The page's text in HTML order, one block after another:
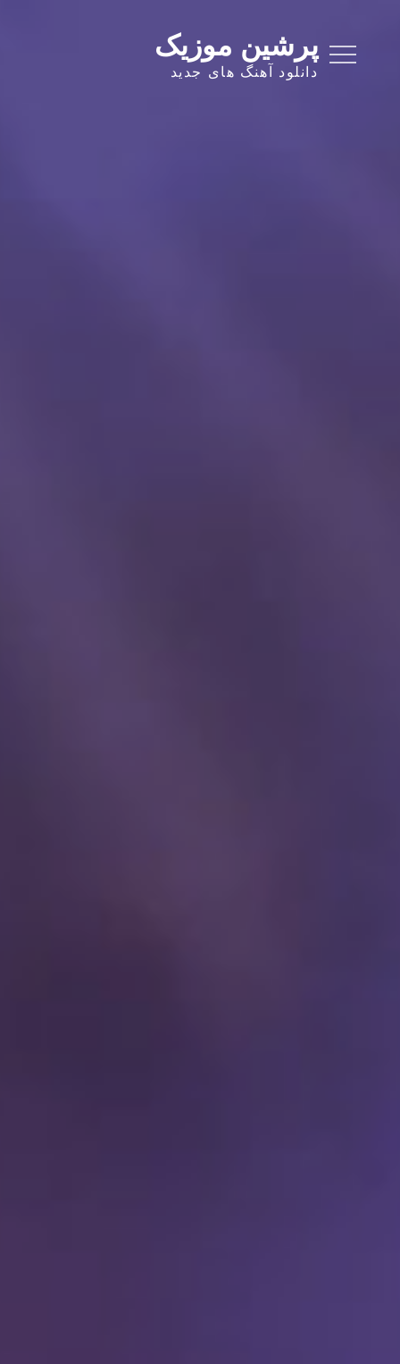
content
پرشین موزیک
دانلود آهنگ های جدید